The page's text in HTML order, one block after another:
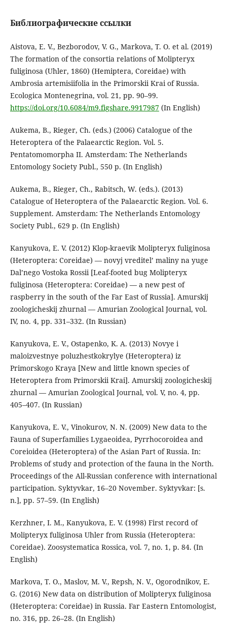
Библиографические ссылки
Aistova, E. V., Bezborodov, V. G., Markova, T. O. et al. (2019)
The formation of the consortia relations of Molipteryx
fuliginosa (Uhler, 1860) (Hemiptera, Coreidae) with
Ambrosia artemisiifolia in the Primorskii Krai of Russia.
Ecologica Montenegrina, vol. 21, pp. 90–99.
https://doi.org/10.6084/m9.figshare.9917987(In English)
Aukema, B., Rieger, Ch. (eds.) (2006) Catalogue of the
Heteroptera of the Palaearctic Region. Vol. 5.
Pentatomomorpha II. Amsterdam: The Netherlands
Entomology Society Publ., 550 p. (In English)
Aukema, B., Rieger, Ch., Rabitsch, W. (eds.). (2013)
Catalogue of Heteroptera of the Palaearctic Region. Vol. 6.
Supplement. Amsterdam: The Netherlands Entomology
Society Publ., 629 p. (In English)
Kanyukova, E. V. (2012) Klop-kraevik Molipteryx fuliginosa
(Heteroptera: Coreidae) — novyj vreditel’ maliny na yuge
Dal’nego Vostoka Rossii [Leaf-footed bug Molipteryx
fuliginosa (Heteroptera: Coreidae) — a new pest of
raspberry in the south of the Far East of Russia]. Amurskij
zoologicheskij zhurnal — Amurian Zoological Journal, vol.
IV, no. 4, pp. 331–332. (In Russian)
Kanyukova, E. V., Ostapenko, K. A. (2013) Novye i
maloizvestnye poluzhestkokrylye (Heteroptera) iz
Primorskogo Kraya [New and little known species of
Heteroptera from Primorskii Krai]. Amurskij zoologicheskij
zhurnal — Amurian Zoological Journal, vol. V, no. 4, pp.
405–407. (In Russian)
Kanyukova, E. V., Vinokurov, N. N. (2009) New data to the
Fauna of Superfamilies Lygaeoidea, Pyrrhocoroidea and
Coreioidea (Heteroptera) of the Asian Part of Russia. In:
Problems of study and protection of the fauna in the North.
Proceedings of the All-Russian conference with international
participation. Syktyvkar, 16–20 November. Syktyvkar: [s.
n.], pp. 57–59. (In English)
Kerzhner, I. M., Kanyukova, E. V. (1998) First record of
Molipteryx fuliginosa Uhler from Russia (Heteroptera:
Coreidae). Zoosystematica Rossica, vol. 7, no. 1, p. 84. (In
English)
Markova, T. O., Maslov, M. V., Repsh, N. V., Ogorodnikov, E.
G. (2016) New data on distribution of Molipteryx fuliginosa
(Heteroptera: Coreidae) in Russia. Far Eastern Entomologist,
no. 316, pp. 26–28. (In English)